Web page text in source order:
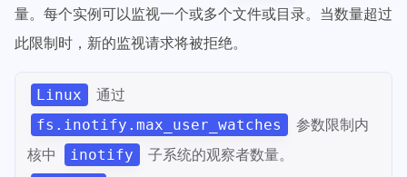
量。每个实例可以监视一个或多个文件或目录。当数量超过
此限制时，新的监视请求将被拒绝。
Linux 通过
fs.inotify.max_user_watches
参数限制内
核中
inotify 子系统的观察者数量。